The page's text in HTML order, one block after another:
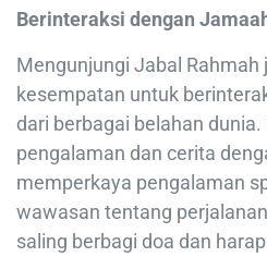
Berinteraksi dengan
Mengunjungi Jabal Rahmah
kesempatan untuk
dari berbagai belahan
pengalaman dan cerita
memperkaya pengalaman
wawasan tentang
saling berbagi doa dan